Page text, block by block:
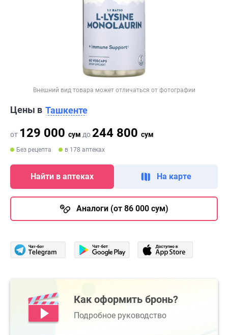
Внешний вид товара может отличаться от фотографии
Цены в Ташкенте
от 129 000 сум до 244 800 сум
Без рецепта в 178 аптеках
Найти в аптеках На карте
Аналоги (от 86 000 сум)
Как оформить бронь?
Подробное руководство